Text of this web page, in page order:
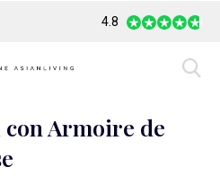
4.8
Armoire de